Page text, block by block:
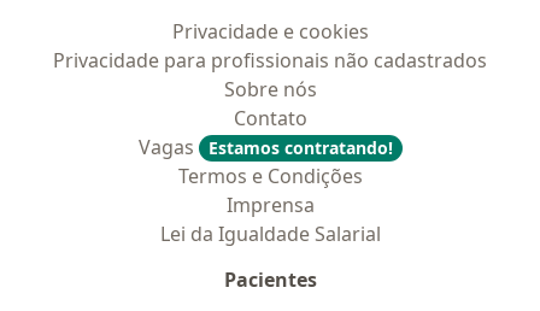
Privacidade e cookies
Privacidade para profissionais não cadastrados
Sobre nós
Contato
Vagas
Estamos contratando!
Termos e Condições
Imprensa
Lei da Igualdade Salarial
Pacientes